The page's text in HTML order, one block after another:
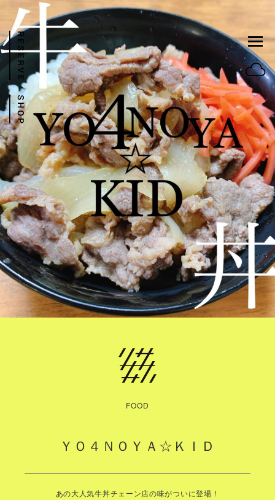
FOOD
ＹＯ４ＮＯＹＡ☆ＫＩＤ
あの大人気牛丼チェーン店の味がついに登場！